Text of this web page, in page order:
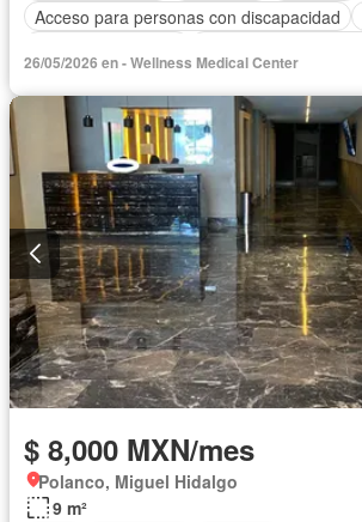
Acceso para personas con discapacidad
Electricidad
Agua Calefacción
26/05/2026 en - Wellness Medical Center
$ 8,000 MXN/mes
Polanco, Miguel Hidalgo
9 m²